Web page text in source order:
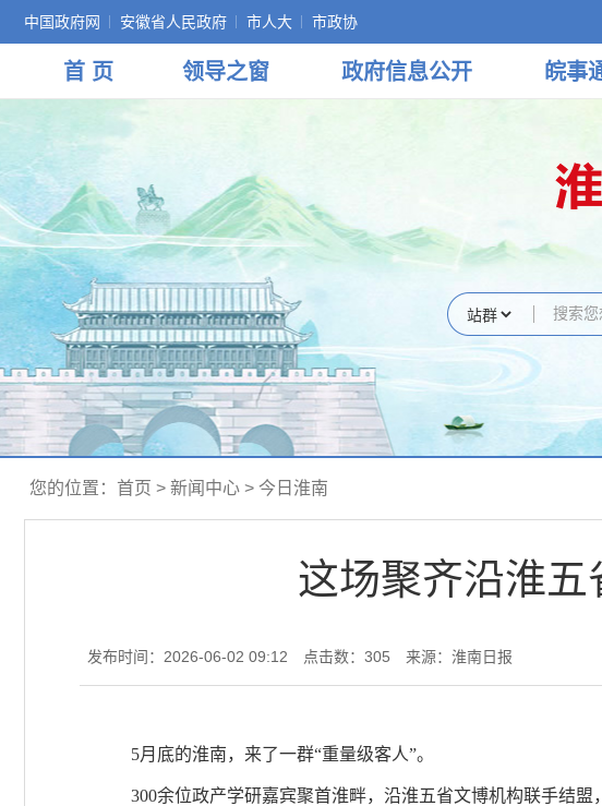
中国政府网 安徽省人民政府 市人大 市政协
首 页 领导之窗 政府信息公开 皖事
您的位置： 首页 > 新闻中心 > 今日淮南
这场聚齐沿淮五
发布时间：2026-06-02 09:12 点击数： 305 来源：淮南日报
5月底的淮南，来了一群“重量级客人”。
300余位政产学研嘉宾聚首淮畔，沿淮五省文博机构联手结